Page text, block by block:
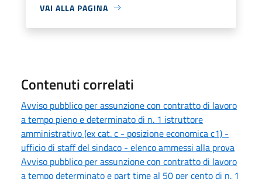
VAI ALLA PAGINA
Contenuti correlati
Avviso pubblico per assunzione con contratto di lavoro
a tempo pieno e determinato di n. 1 istruttore
amministrativo (ex cat. c - posizione economica c1) -
ufficio di staff del sindaco - elenco ammessi alla prova
Avviso pubblico per assunzione con contratto di lavoro
a tempo determinato e part time al 50 per cento di n. 1